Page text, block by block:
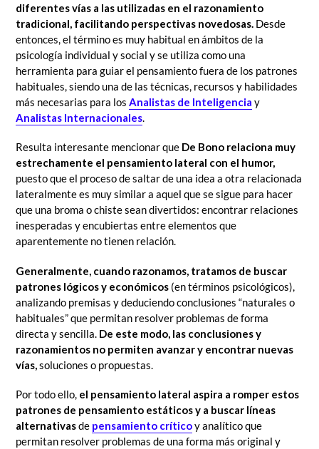
diferentes vías a las utilizadas en el razonamiento
tradicional, facilitando perspectivas novedosas. Desde
entonces, el término es muy habitual en ámbitos de la
psicología individual y social y se utiliza como una
herramienta para guiar el pensamiento fuera de los patrones
habituales, siendo una de las técnicas, recursos y habilidades
más necesarias para los Analistas de Inteligencia y
Analistas Internacionales.
Resulta interesante mencionar que De Bono relaciona muy
estrechamente el pensamiento lateral con el humor,
puesto que el proceso de saltar de una idea a otra relacionada
lateralmente es muy similar a aquel que se sigue para hacer
que una broma o chiste sean divertidos: encontrar relaciones
inesperadas y encubiertas entre elementos que
aparentemente no tienen relación.
Generalmente, cuando razonamos, tratamos de buscar
patrones lógicos y económicos (en términos psicológicos),
analizando premisas y deduciendo conclusiones “naturales o
habituales” que permitan resolver problemas de forma
directa y sencilla. De este modo, las conclusiones y
razonamientos no permiten avanzar y encontrar nuevas
vías,soluciones o propuestas.
Por todo ello, el pensamiento lateral aspira a romper estos
patrones de pensamiento estáticos y a buscar líneas
alternativasde pensamiento críticoy analítico que
permitan resolver problemas de una forma más original y